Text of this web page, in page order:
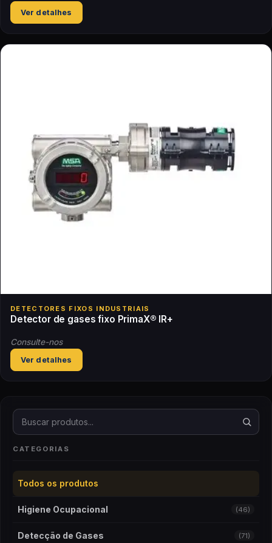
Buscar produtos
CATEGORIAS
Todos os produtos
Higiene Ocupacional (46)
Detecção de Gases (71)
Ver detalhes
DETECTORES FIXOS INDUSTRIAIS
Detector de gases fixo PrimaX® IR+
Consulte-nos
Ver detalhes